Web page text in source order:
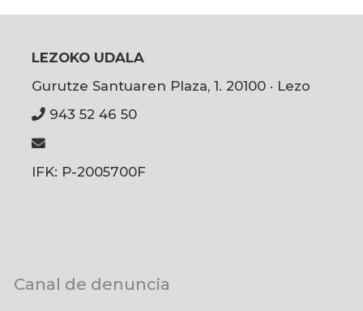
LEZOKO UDALA
Gurutze Santuaren Plaza, 1. 20100 · Lezo
943 52 46 50
IFK: P-2005700F
account
Canal de denuncia